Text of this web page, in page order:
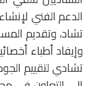
الدعم الفني
تشاد، وتقديم
وإيفاد أطباء
تشادي لتقييم